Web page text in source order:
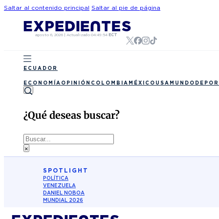
Saltar al contenido principal Saltar al pie de página
agosto 6, 2026 | Actualizado 04:49:54 ECT
ECUADOR
ECONOMÍA OPINIÓN COLOMBIA MÉXICO USA MUNDO
¿Qué deseas buscar?
Buscar
×
SPOTLIGHT
POLÍTICA
VENEZUELA
DANIEL NOBOA
MUNDIAL 2026